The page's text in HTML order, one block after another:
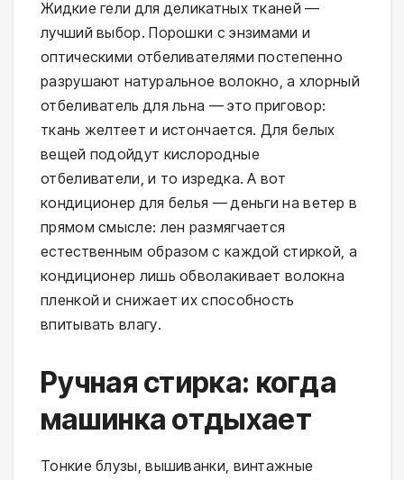
Жидкие гели для деликатных тканей —
лучший выбор. Порошки с энзимами и
оптическими отбеливателями постепенно
разрушают натуральное волокно, а хлорный
отбеливатель для льна — это приговор:
ткань желтеет и истончается. Для белых
вещей подойдут кислородные
отбеливатели, и то изредка. А вот
кондиционер для белья — деньги на ветер в
прямом смысле: лен размягчается
естественным образом с каждой стиркой, а
кондиционер лишь обволакивает волокна
пленкой и снижает их способность
впитывать влагу.
Ручная стирка: когда
машинка отдыхает
Тонкие блузы, вышиванки, винтажные